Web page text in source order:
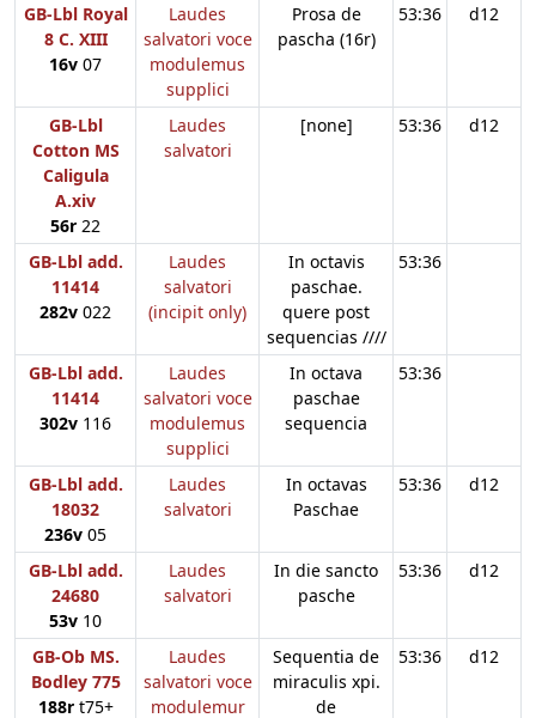
GB-Lbl Royal
8 C. XIII
16v 07
Laudes
salvatori voce
modulemus
supplici
Prosa de
pascha (16r)
53:36 d12
GB-Lbl
Cotton MS
Caligula
A.xiv
56r 22
Laudes
salvatori
[none] 53:36 d12
GB-Lbl add.
11414
282v 022
Laudes
salvatori
(incipit only)
In octavis
paschae.
quere post
sequencias ////
53:36
GB-Lbl add.
11414
302v 116
Laudes
salvatori voce
modulemus
supplici
In octava
paschae
sequencia
53:36
GB-Lbl add.
18032
236v 05
Laudes
salvatori
In octavas
Paschae
53:36 d12
GB-Lbl add.
24680
53v 10
Laudes
salvatori
In die sancto
pasche
53:36 d12
GB-Ob MS.
Bodley 775
188rt75+
Laudes
salvatori voce
modulemur
Sequentia de
miraculis xpi.
de
53:36 d12